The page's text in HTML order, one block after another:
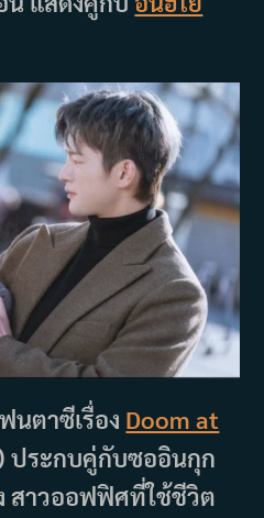
นตาซีเรื่อง Doom at
ประกบคู่กับซออินกุก
สาวออฟฟิศที่ใช้ชีวิต